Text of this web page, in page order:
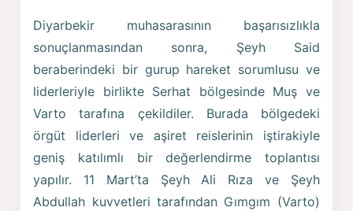
Diyarbekir muhasarasının başarısızlıkla
sonuçlanmasından sonra, Şeyh Said
beraberindeki bir gurup hareket sorumlusu ve
liderleriyle birlikte Serhat bölgesinde Muş ve
Varto tarafına çekildiler. Burada bölgedeki
örgüt liderleri ve aşiret reislerinin iştirakiyle
geniş katılımlı bir değerlendirme toplantısı
yapılır. 11 Mart’ta Şeyh Ali Rıza ve Şeyh
Abdullah kuvvetleri tarafından Gımgım (Varto)